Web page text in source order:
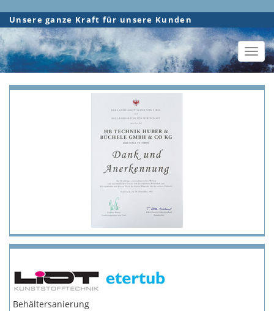
Direkt
zum
Inhalt
Unsere ganze Kraft für unsere Kunden
Behältersanierung